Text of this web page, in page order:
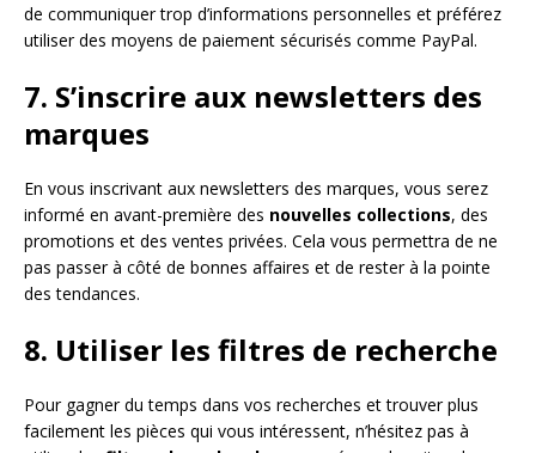
de communiquer trop d’informations personnelles et préférez
utiliser des moyens de paiement sécurisés comme PayPal.
7. S’inscrire aux newsletters des
marques
En vous inscrivant aux newsletters des marques, vous serez
informé en avant-première des nouvelles collections, des
promotions et des ventes privées. Cela vous permettra de ne
pas passer à côté de bonnes affaires et de rester à la pointe
des tendances.
8. Utiliser les filtres de recherche
Pour gagner du temps dans vos recherches et trouver plus
facilement les pièces qui vous intéressent, n’hésitez pas à